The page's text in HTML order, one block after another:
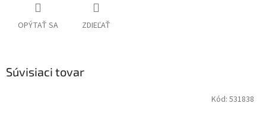
OPÝTAŤ SA ZDIEĽAŤ
Súvisiaci tovar
Kód: 531838